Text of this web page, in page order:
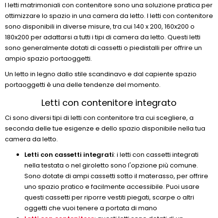
I letti matrimoniali con contenitore sono una soluzione pratica per
ottimizzare lo spazio in una camera da letto. I letti con contenitore
sono disponibili in diverse misure, tra cui 140 x 200, 160x200 o
180x200 per adattarsi a tutti i tipi di camera da letto. Questi letti
sono generalmente dotati di cassetti o piedistalli per offrire un
ampio spazio portaoggetti.
Un letto in legno dallo stile scandinavo e dal capiente spazio
portaoggetti è una delle tendenze del momento.
Letti con contenitore integrato
Ci sono diversi tipi di letti con contenitore tra cui scegliere, a
seconda delle tue esigenze e dello spazio disponibile nella tua
camera da letto.
Letti con cassetti integrati: i letti con cassetti integrati
nella testata o nel giroletto sono l'opzione più comune.
Sono dotate di ampi cassetti sotto il materasso, per offrire
uno spazio pratico e facilmente accessibile. Puoi usare
questi cassetti per riporre vestiti piegati, scarpe o altri
oggetti che vuoi tenere a portata di mano